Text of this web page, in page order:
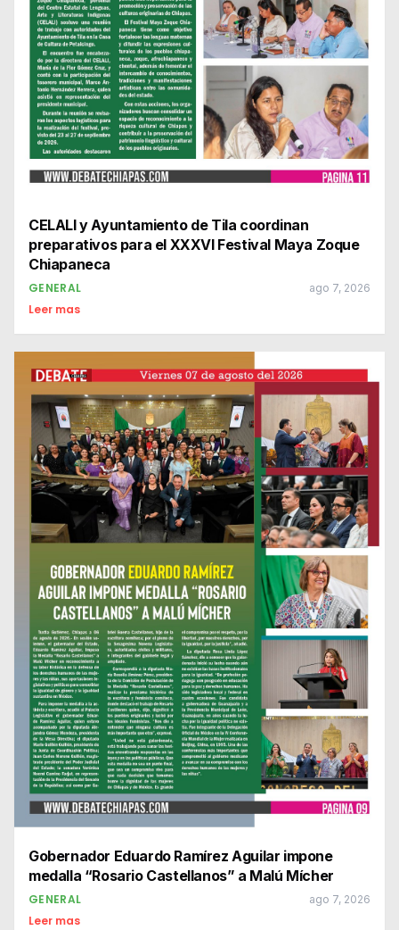
CELALI y Ayuntamiento de Tila coordinan
preparativos para el XXXVI Festival Maya Zoque
Chiapaneca
GENERAL ago 7, 2026
Leer mas
Gobernador Eduardo Ramírez Aguilar impone
medalla “Rosario Castellanos” a Malú Mícher
GENERAL ago 7, 2026
Leer mas